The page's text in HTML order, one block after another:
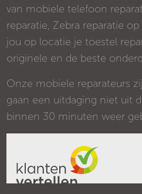
van mobiele telefoon
reparatie, Zebra reparatie
jou op locatie je toestel
originele en de beste
Onze mobiele reparateurs
gaan een uitdaging niet uit
binnen 30 minuten weer